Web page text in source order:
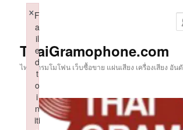
ThaiGramophone.com
ไทยแกรมโมโฟน เว็บซื้อขาย แผ่นเสียง เครื่องเสียง อัน
F
a
il
e
d
t
o
i
n
iti
×